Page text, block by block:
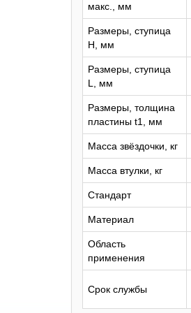
макс., мм
Размеры, ступица
H, мм
Размеры, ступица
L, мм
Размеры, толщина
пластины t1, мм
Масса звёздочки, кг
Масса втулки, кг
Стандарт
Материал
Область
применения
Срок службы